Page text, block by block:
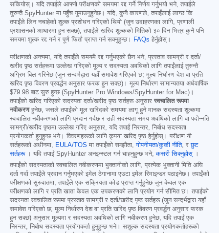
सकियोस्। यदि तपाईंले आफ्नो परीक्षणको समयमा रद्द गर्ने निर्णय गर्नुभयो भने, तपाईंले
तुरुन्तै SpyHunter मा पहुँच गुमाउनुहुनेछ। यदि, कुनै कारणले, तपाईंलाई लाग्छ कि
तपाईंले लिन नचाहेको शुल्क प्रशोधन गरिएको थियो (जुन उदाहरणका लागि, प्रणाली
प्रशासनको आधारमा हुन सक्छ), तपाईंले खरिद शुल्कको मितिको ३० दिन भित्र कुनै पनि
समयमा शुल्क रद्द गर्न र पूर्ण फिर्ता प्राप्त गर्न सक्नुहुन्छ।
FAQs हेर्नुहोस्।
परीक्षणको अन्त्यमा, यदि तपाईंले समयमै रद्द गर्नुभएको छैन भने, प्रस्ताव सामग्री र दर्ता/
खरीद पृष्ठ सर्तहरूमा उल्लेख गरिएको मूल्य र सदस्यता अवधिको लागि तपाईंलाई तुरुन्तै
अग्रिम बिल गरिनेछ (जुन सन्दर्भद्वारा यहाँ समावेश गरिएको छ; मूल्य निर्धारण देश वा प्रति
खरिद पृष्ठ विवरण प्रवर्द्धन अनुसार फरक हुन सक्छ)। मूल्य निर्धारण सामान्यतया अर्धवार्षिक
$79.98 बाट सुरु हुन्छ (SpyHunter Pro Windows/SpyHunter for Mac)।
तपाईंको खरिद गरिएको सदस्यता दर्ता/खरीद पृष्ठ सर्तहरू अनुसार स्वचालित रूपमा
नवीकरणहुनेछ, जसले तपाईंको मूल खरिदको समयमा लागू हुने मानक सदस्यता शुल्कमा
स्वचालित नवीकरणको लागि प्रदान गर्दछ र उही सदस्यता समय अवधिको लागि वा पदोन्नति
सामग्री/खरीद पृष्ठमा उल्लेख गरिए अनुसार, यदि तपाईं निरन्तर, निर्बाध सदस्यता
प्रयोगकर्ता हुनुहुन्छ भने। विवरणहरूको लागि कृपया खरिद पृष्ठ हेर्नुहोस्। परीक्षण यी
सर्तहरूको अधीनमा,
EULA/TOS मा तपाईंको सम्झौता,गोपनीयता/कुकी नीति, रछुट
सर्तहरू। यदि तपाईं SpyHunter अनइन्स्टल गर्न चाहनुहुन्छ भने,कसरी सिक्नुहोस् ।
तपाईंको सदस्यताको स्वचालित नवीकरणमा भुक्तानीको लागि, प्रत्येक भुक्तानी मिति अघि
दर्ता गर्दा तपाईंले प्रदान गर्नुभएको इमेल ठेगानामा एउटा इमेल रिमाइन्डर पठाइनेछ। तपाईंको
परीक्षणको सुरुवातमा, तपाईंले एक सक्रियता कोड प्राप्त गर्नुहुनेछ जुन केवल एक
परीक्षणको लागि र प्रति खाता केवल एक उपकरणको लागि प्रयोग गर्न सीमित छ। तपाईंको
सदस्यता स्वचालित रूपमा प्रस्ताव सामग्री र दर्ता/खरीद पृष्ठ सर्तहरू (जुन सन्दर्भद्वारा यहाँ
समावेश गरिएको छ; मूल्य निर्धारण देश वा प्रति खरिद पृष्ठ विवरण प्रवर्द्धन अनुसार फरक
हुन सक्छ) अनुसार मूल्यमा र सदस्यता अवधिको लागि नवीकरण हुनेछ, यदि तपाईं एक
निरन्तर, निर्बाध सदस्यता प्रयोगकर्ता हुनुहुन्छ भने। सशुल्क सदस्यता प्रयोगकर्ताहरूको